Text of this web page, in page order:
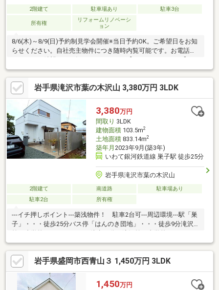
2階建て 駐車場あり 駐車3台
所有権
リフォームリノベーシ
ョン
8/6(木)～8/9(日)予約制見学会開催※当日予約OK。ご希望日をお知
らせください。自社売主物件につき随時内覧可能です。お電話か
本物件は条件により住宅ローン減税が適用されます。
岩手県滝沢市葉の木沢山 3,380万円 3LDK
3,380万円
間取り 3LDK
建物面積103.5m2
土地面積833.14m2
築年月 2023年9月(築3年)
いわて銀河鉄道線 巣子駅 徒歩25分
岩手県滝沢市葉の木沢山
2階建て 南道路
駐車場あり
駐車2台
所有権
---イチ押しポイント---築浅物件！ 駐車2台可---周辺環境---駅「巣
子」・・・徒歩25分バス停「はんのき団地」・・・徒歩9分滝沢
ｋ（徒歩44分）
岩手県盛岡市西青山３ 1,450万円 3LDK
1,450万円